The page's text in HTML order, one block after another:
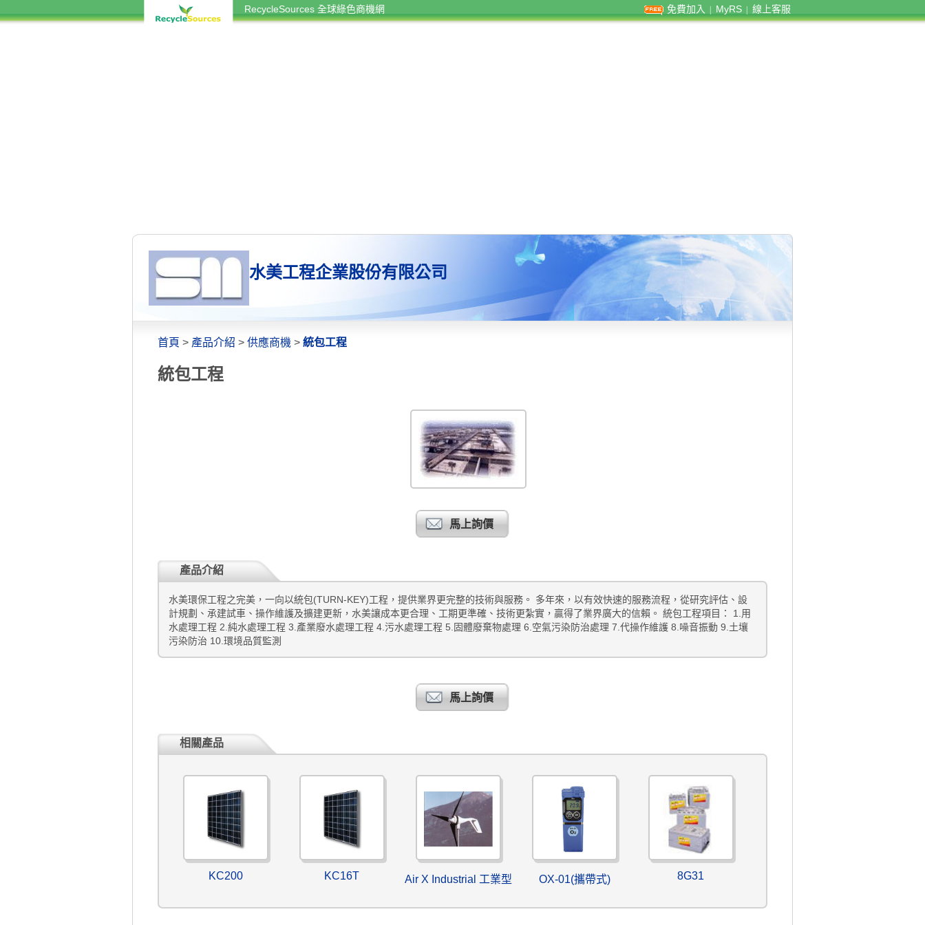
RecycleSources 全球綠色商機網 免費加入 MyRS 線上客服
水美工程企業股份有限公司
首頁 > 產品介紹 > 供應商機 > 統包工程
統包工程
馬上詢價
產品介紹
水美環保工程之完美，一向以統包(TURN-KEY)工程，提供業界更完整的技術與服務。 多年來，以有效快速的服務流程，從研究評估、設
計規劃、承建試車、操作維護及擴建更新，水美讓成本更合理、工期更準確、技術更紮實，贏得了業界廣大的信賴。 統包工程項目： 1.用
水處理工程 2.純水處理工程 3.產業廢水處理工程 4.污水處理工程 5.固體廢棄物處理 6.空氣污染防治處理 7.代操作維護 8.噪音振動 9.土壤
污染防治 10.環境品質監測
馬上詢價
相關產品
KC200 KC16T Air X Industrial 工業型 OX-01(攜帶式) 8G31